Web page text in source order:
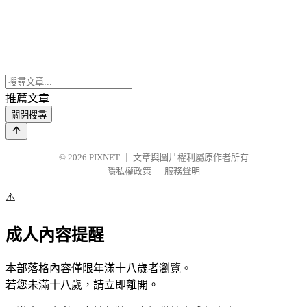
推薦文章
關閉搜尋
© 2026 PIXNET
文章與圖片權利屬原作者所有
隱私權政策
服務聲明
⚠️
成人內容提醒
本部落格內容僅限年滿十八歲者瀏覽。
若您未滿十八歲，請立即離開。